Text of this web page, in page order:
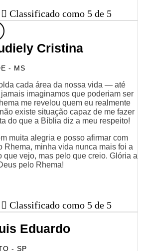
 Classificado como 5 de 5
Cristina
- MS
cada área da nossa vida — até
imaginamos que poderiam ser
me revelou quem eu realmente
existe situação capaz de me fazer
do que a Bíblia diz a meu respeito!
muita alegria e posso afirmar com
Rhema, minha vida nunca mais foi a
que vejo, mas pelo que creio. Glória a
pelo Rhema!
 Classificado como 5 de 5
Eduardo
- SP